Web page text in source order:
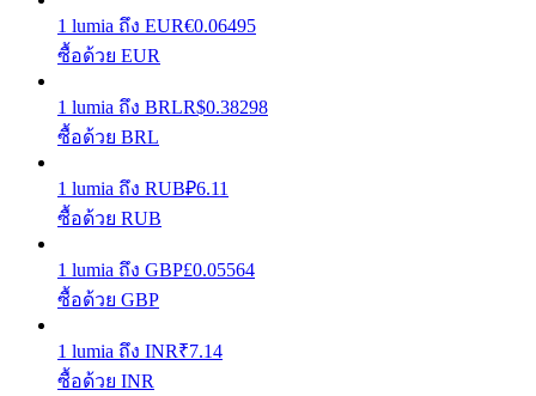
รับรางวัลการแข่งขันทุกวัน
การปักหลัก
ผลตอบแทนสูงและเข้าถึงได้ทันที
1 lumia ถึง EUR€0.06495
ซื้อด้วย EUR
1 lumia ถึง BRLR$0.38298
ซื้อด้วย BRL
1 lumia ถึง RUB₽6.11
ซื้อด้วย RUB
1 lumia ถึง GBP£0.05564
ซื้อด้วย GBP
1 lumia ถึง INR₹7.14
ซื้อด้วย INR